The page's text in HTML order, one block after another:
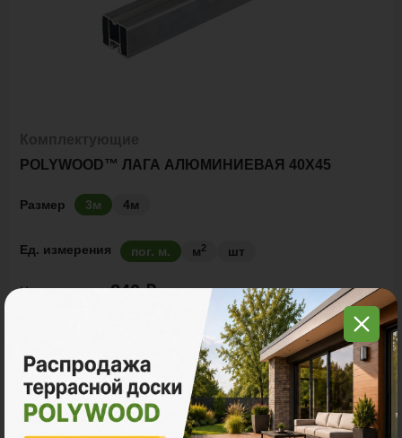
POLYWOOD™ ЛАГА АЛЮМИНИЕВАЯ 40Х45
Размер 3м 4м
Ед. измерения пог. м. м2 шт
Цена запог. м.:840 ₽
Итого заказ 3 пог. м.: 2520 ₽
В корзину Рассчитать